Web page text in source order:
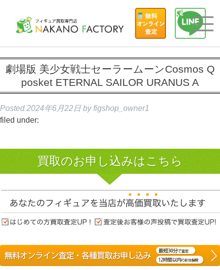
劇場版 美少女戦士セーラームーンCosmos Q
posket ETERNAL SAILOR URANUS A
Posted 2024年6月22日 by figshop_owner1
filed under:
買取のお申し込みはこちら